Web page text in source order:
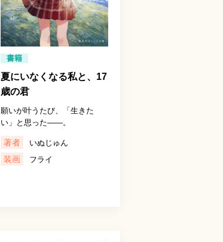
書籍
夏にいなくなる私と、17
歳の君
願いが叶うたび、「生きた
い」と思った――。
著者 いぬじゅん
装画 フライ